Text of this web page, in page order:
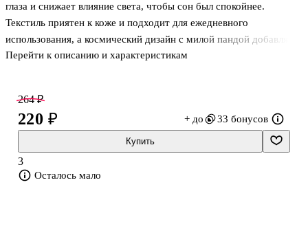
глаза и снижает влияние света, чтобы сон был спокойнее.
Текстиль приятен к коже и подходит для ежедневного
использования, а космический дизайн с милой пандой добавляет
настроения. Маска станет практичным аксессуаром для детей от
Товар представлен в ассортименте — конкретный вариант
выбирается случайным образом.
Перейти к описанию и характеристикам
(металл)
(коробка)
CPBR-4)
Bookvalno
264 ₽
220 ₽ + до 33 бонусов
Купить
3
Осталось мало